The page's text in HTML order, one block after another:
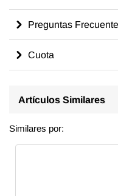
Preguntas
Cuota
Artículos Similares
Similares por: